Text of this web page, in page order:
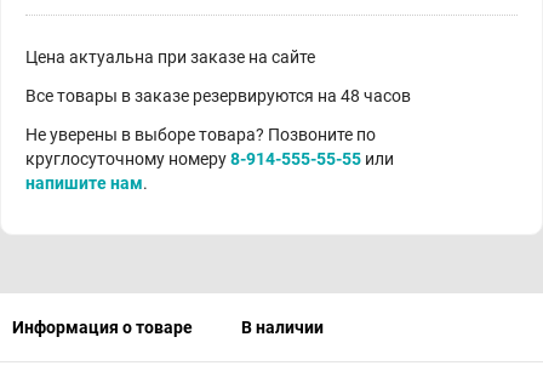
Цена актуальна при заказе на сайте
Все товары в заказе резервируются на 48 часов
Не уверены в выборе товара? Позвоните по
круглосуточному номеру8-914-555-55-55 или
напишите нам.
Информация о товаре В наличии